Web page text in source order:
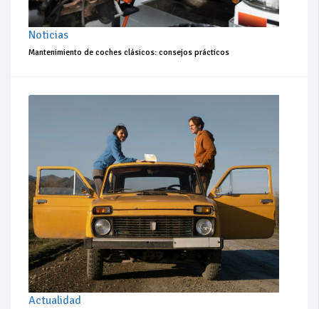
Noticias
Mantenimiento de coches clásicos: consejos prácticos
Actualidad